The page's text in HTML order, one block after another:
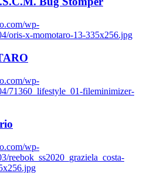
wp-
oris-x-momotaro-13-335x256.jpg
wp-
71360_lifestyle_01-fileminimizer-
wp-
reebok_ss2020_graziela_costa-